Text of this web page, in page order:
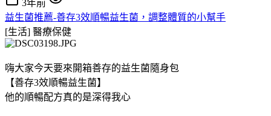
3年前
益生菌推薦-善存3效順暢益生菌，調整體質的小幫手
[生活] 醫療保健
嗨大家今天要來開箱善存的益生菌隨身包
【善存3效順暢益生菌】
他的順暢配方真的是深得我心